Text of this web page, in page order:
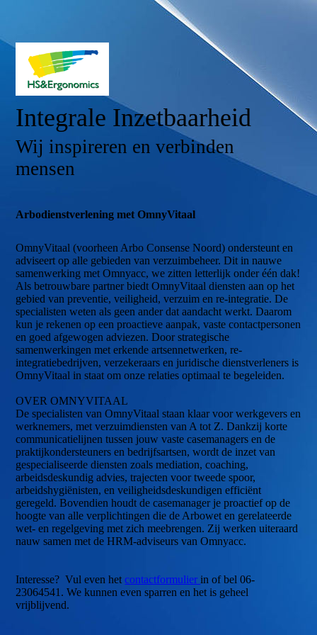
Integrale Inzetbaarheid
Wij inspireren en verbinden
mensen
Arbodienstverlening met OmnyVitaal
OmnyVitaal (voorheen Arbo Consense Noord) ondersteunt en
adviseert op alle gebieden van verzuimbeheer. Dit in nauwe
samenwerking met Omnyacc, we zitten letterlijk onder één dak!
Als betrouwbare partner biedt OmnyVitaal diensten aan op het
gebied van preventie, veiligheid, verzuim en re-integratie. De
specialisten weten als geen ander dat aandacht werkt. Daarom
kun je rekenen op een proactieve aanpak, vaste contactpersonen
en goed afgewogen adviezen. Door strategische
samenwerkingen met erkende artsennetwerken, re-
integratiebedrijven, verzekeraars en juridische dienstverleners is
OmnyVitaal in staat om onze relaties optimaal te begeleiden.
OVER OMNYVITAAL
De specialisten van OmnyVitaal staan klaar voor werkgevers en
werknemers, met verzuimdiensten van A tot Z. Dankzij korte
communicatielijnen tussen jouw vaste casemanagers en de
praktijkondersteuners en bedrijfsartsen, wordt de inzet van
gespecialiseerde diensten zoals mediation, coaching,
arbeidsdeskundig advies, trajecten voor tweede spoor,
arbeidshygiënisten, en veiligheidsdeskundigen efficiënt
geregeld. Bovendien houdt de casemanager je proactief op de
hoogte van alle verplichtingen die de Arbowet en gerelateerde
wet- en regelgeving met zich meebrengen. Zij werken uiteraard
nauw samen met de HRM-adviseurs van Omnyacc.
Interesse? Vul even hetcontactformulierin of bel 06-
23064541. We kunnen even sparren en het is geheel
vrijblijvend.